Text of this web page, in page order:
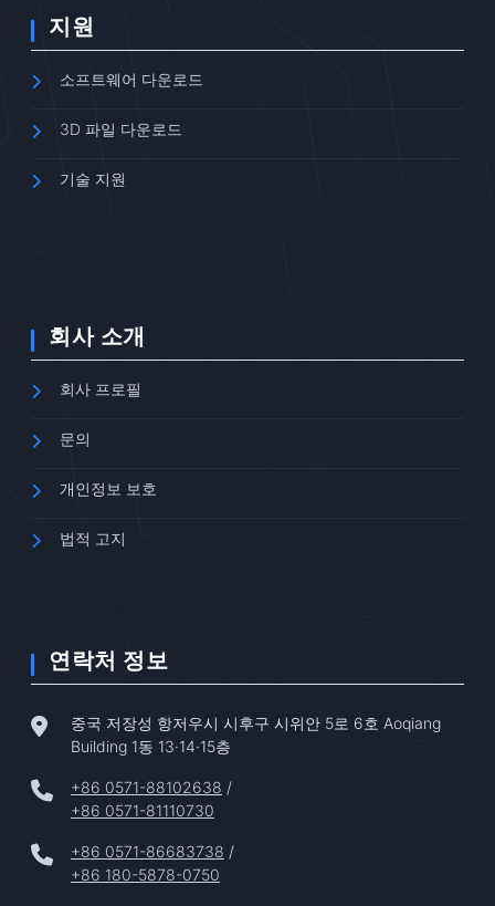
지원
소프트웨어 다운로드
3D 파일 다운로드
기술 지원
회사 소개
회사 프로필
문의
개인정보 보호
법적 고지
연락처 정보
중국 저장성 항저우시 시후구 시위안 5로 6호 Aoqiang
Building 1동 13·14·15층
+86 0571-88102638 /
+86 0571-81110730
+86 0571-86683738 /
+86 180-5878-0750